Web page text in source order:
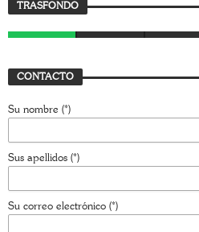
TRASFONDO
JAVIER BUSTAMANTE
CONTACTO
Su nombre (*)
Sus apellidos (*)
Su correo electrónico (*)